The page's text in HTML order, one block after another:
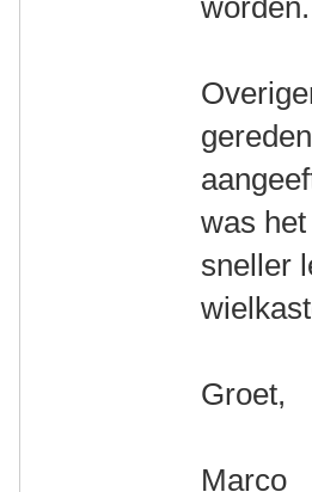
worden.
was
sneller
Groet,
Marco